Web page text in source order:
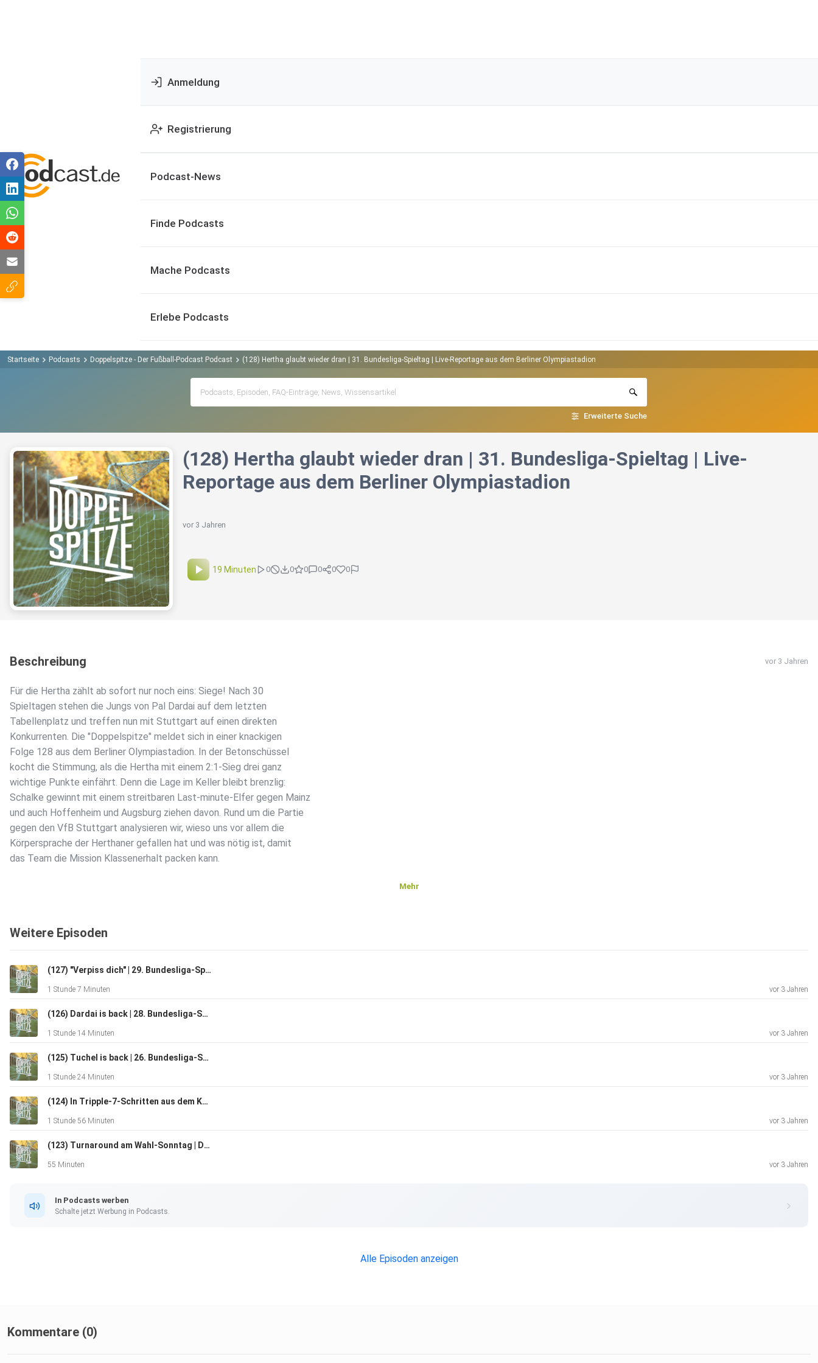
Anmeldung
Registrierung
Podcast-News
Finde Podcasts
Mache Podcasts
Erlebe Podcasts
Startseite Podcasts Doppelspitze - Der Fußball-Podcast Podcast (128) Hertha glaubt wieder dran | 31. Bundesliga-Spieltag | Live-Reportage aus dem Berliner Olympiastadion
Erweiterte Suche
(128) Hertha glaubt wieder dran | 31. Bundesliga-Spieltag | Live-
Reportage aus dem Berliner Olympiastadion
vor 3 Jahren
19 Minuten 0 0 0 0 0 0
Beschreibung vor 3 Jahren
Für die Hertha zählt ab sofort nur noch eins: Siege! Nach 30
Spieltagen stehen die Jungs von Pal Dardai auf dem letzten
Tabellenplatz und treffen nun mit Stuttgart auf einen direkten
Konkurrenten. Die "Doppelspitze" meldet sich in einer knackigen
Folge 128 aus dem Berliner Olympiastadion. In der Betonschüssel
kocht die Stimmung, als die Hertha mit einem 2:1-Sieg drei ganz
wichtige Punkte einfährt. Denn die Lage im Keller bleibt brenzlig:
Schalke gewinnt mit einem streitbaren Last-minute-Elfer gegen Mainz
und auch Hoffenheim und Augsburg ziehen davon. Rund um die Partie
gegen den VfB Stuttgart analysieren wir, wieso uns vor allem die
Körpersprache der Herthaner gefallen hat und was nötig ist, damit
das Team die Mission Klassenerhalt packen kann.
Mehr
Weitere Episoden
(127) "Verpiss dich" | 29. Bundesliga-Spieltag
1 Stunde 7 Minuten vor 3 Jahren
(126) Dardai is back | 28. Bundesliga-Spieltag | Werder-Interview mit Malte Bürger (Deichstube)
1 Stunde 14 Minuten vor 3 Jahren
(125) Tuchel is back | 26. Bundesliga-Spieltag
1 Stunde 24 Minuten vor 3 Jahren
(124) In Tripple-7-Schritten aus dem Keller | 24. Spieltag | Interview mit Thomas Brussig (Autor "Sonnenallee")
1 Stunde 56 Minuten vor 3 Jahren
(123) Turnaround am Wahl-Sonntag | Der 20. Bundesliga-Spieltag | Interview mit Hertha-Präsident Kay Bernstein
55 Minuten vor 3 Jahren
In Podcasts werben
Schalte jetzt Werbung in Podcasts.
Alle Episoden anzeigen
Kommentare (0)